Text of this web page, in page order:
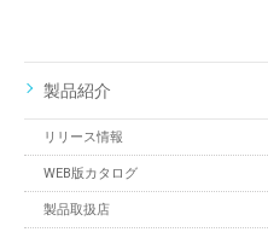
製品紹介
リリース情報
WEB版カタログ
製品取扱店